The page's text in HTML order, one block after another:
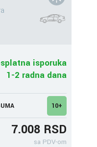
isporuka
1-2 radna dana
10+
7.008 RSD
sa PDV-om